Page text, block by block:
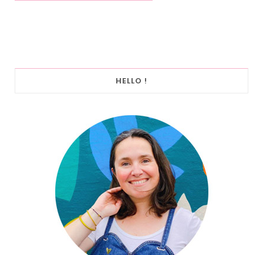
HELLO !